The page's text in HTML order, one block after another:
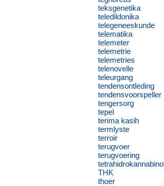
teksgenetika
teledildonika
telegeneeskunde
telematika
telemeter
telemetrie
telemetries
telenovelle
teleurgang
tendensontleding
tendensvoorspeller
tengersorg
tepel
terima kasih
termlyste
terroir
terugvoer
terugvoering
tetrahidrokannabinol
THK
thoer